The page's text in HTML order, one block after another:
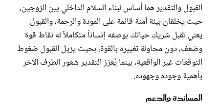
القبول والتقدير هما أساس لبناء السلام الداخلي بين الزوجين،
حيث يخلقان بيئة آمنة قائمة على المودة والرحمة، والقبول
يعني تقبل شريك حياتك بوصفه إنساناً متكاملاً له نقاط قوة
وضعف، دون محاولة تغييره بالقوة، بحيث يزيل القبول ضغوط
التوقعات غير الواقعية، بينما يُعزز التقدير شعور الطرف الآخر
بأهمية وجوده وجهوده.
المساندة والدعم